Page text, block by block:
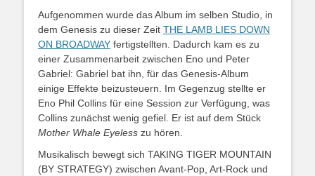
Aufgenommen wurde das Album im selben Studio, in
dem Genesis zu dieser Zeit THE LAMB LIES DOWN
ON BROADWAY fertigstellten. Dadurch kam es zu
einer Zusammenarbeit zwischen Eno und Peter
Gabriel: Gabriel bat ihn, für das Genesis-Album
einige Effekte beizusteuern. Im Gegenzug stellte er
Eno Phil Collins für eine Session zur Verfügung, was
Collins zunächst wenig gefiel. Er ist auf dem Stück
Mother Whale Eyeless zu hören.
Musikalisch bewegt sich TAKING TIGER MOUNTAIN
(BY STRATEGY) zwischen Avant-Pop, Art-Rock und